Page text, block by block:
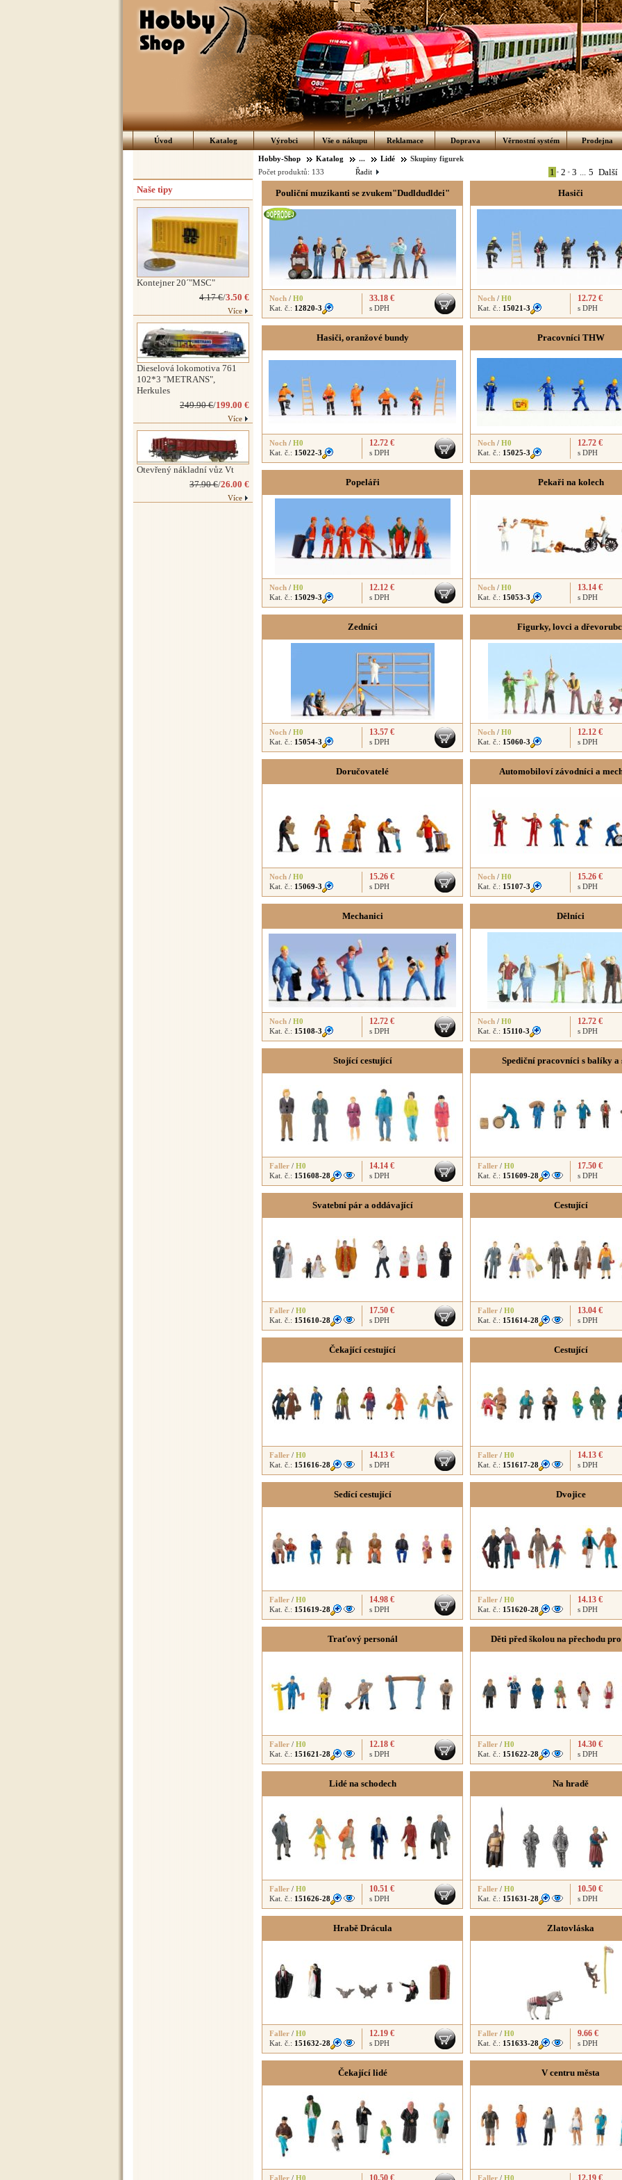
Úvod Katalog Výrobci Vše o nákupu Reklamace Doprava Věrnostní systém Prodejna
Hobby-Shop Katalog ... Lidé
Skupiny figurek
Řadit
Počet produktů: 133 1 • 2 • 3 ... 5 Další
Pouliční muzikanti se zvukem"Dudldudldei"
Noch / H0
Kat. č.: 12820-3
33.18 €
s DPH
Hasiči
Noch / H0
Kat. č.: 15021-3
12.72 €
s DPH
Hasiči, oranžové bundy
Noch / H0
Kat. č.: 15022-3
12.72 €
s DPH
Pracovníci THW
Noch / H0
Kat. č.: 15025-3
12.72 €
s DPH
Popeláři
Noch / H0
Kat. č.: 15029-3
12.12 €
s DPH
Pekaři na kolech
Noch / H0
Kat. č.: 15053-3
13.14 €
s DPH
Zedníci
Noch / H0
Kat. č.: 15054-3
13.57 €
s DPH
Figurky, lovci a
Noch / H0
Kat. č.: 15060-3
12.12 €
s DPH
Doručovatelé
Noch / H0
Kat. č.: 15069-3
15.26 €
s DPH
Automobiloví závodníci a
Noch / H0
Kat. č.: 15107-3
15.26 €
s DPH
Mechanici
Noch / H0
Kat. č.: 15108-3
12.72 €
s DPH
Dělníci
Noch / H0
Kat. č.: 15110-3
12.72 €
s DPH
Stojící cestující
Faller / H0
Kat. č.: 151608-28
14.14 €
s DPH
Spediční pracovníci s balíky a
Faller / H0
Kat. č.: 151609-28
17.50 €
s DPH
Svatební pár a oddávající
Faller / H0
Kat. č.: 151610-28
17.50 €
s DPH
Cestující
Faller / H0
Kat. č.: 151614-28
13.04 €
s DPH
Čekající cestující
Faller / H0
Kat. č.: 151616-28
14.13 €
s DPH
Cestující
Faller / H0
Kat. č.: 151617-28
14.13 €
s DPH
Sedící cestující
Faller / H0
Kat. č.: 151619-28
14.98 €
s DPH
Dvojice
Faller / H0
Kat. č.: 151620-28
14.13 €
s DPH
Traťový personál
Faller / H0
Kat. č.: 151621-28
12.18 €
s DPH
Děti před školou na přechodu
Faller / H0
Kat. č.: 151622-28
14.30 €
s DPH
Lidé na schodech
Faller / H0
Kat. č.: 151626-28
10.51 €
s DPH
Na hradě
Faller / H0
Kat. č.: 151631-28
10.50 €
s DPH
Hrabě Drácula
Faller / H0
Kat. č.: 151632-28
12.19 €
s DPH
Zlatovláska
Faller / H0
Kat. č.: 151633-28
9.66 €
s DPH
Čekající lidé
Faller / H0 10.50 €
V centru města
Faller / H0 12.19 €
Naše tipy
Kontejner 20´"MSC"
4.17 €/3.50 €
Více
Dieselová lokomotiva 761
102*3 "METRANS",
Herkules
249.90 €/199.00 €
Více
Otevřený nákladní vůz Vt
37.90 €/26.00 €
Více